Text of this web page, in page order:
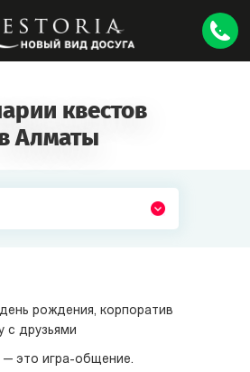
квестов
Алматы
рождения, корпоратив
с друзьями
— это игра-общение.